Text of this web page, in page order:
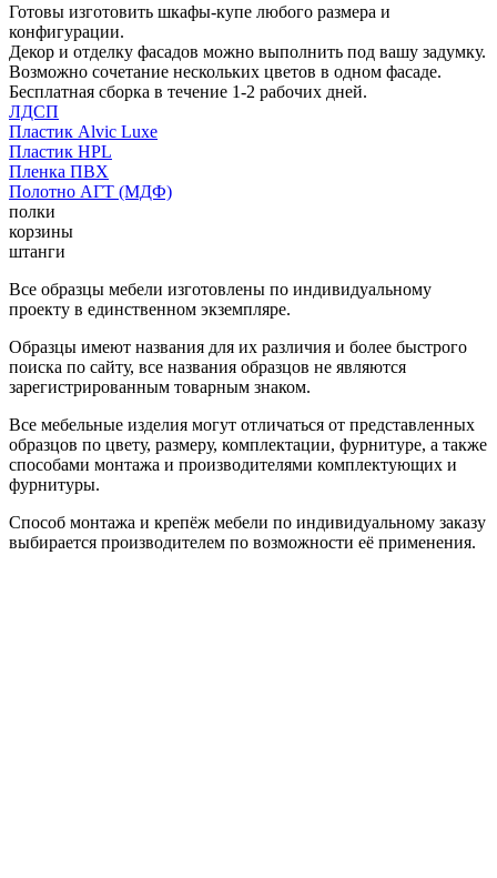
Готовы изготовить шкафы-купе любого размера и
конфигурации.
Декор и отделку фасадов можно выполнить под вашу задумку.
Возможно сочетание нескольких цветов в одном фасаде.
Бесплатная сборка в течение 1-2 рабочих дней.
ЛДСП
Пластик Alvic Luxe
Пластик HPL
Пленка ПВХ
Полотно АГТ (МДФ)
полки
корзины
штанги
Все образцы мебели изготовлены по индивидуальному
проекту в единственном экземпляре.
Образцы имеют названия для их различия и более быстрого
поиска по сайту, все названия образцов не являются
зарегистрированным товарным знаком.
Все мебельные изделия могут отличаться от представленных
образцов по цвету, размеру, комплектации, фурнитуре, а также
способами монтажа и производителями комплектующих и
фурнитуры.
Способ монтажа и крепёж мебели по индивидуальному заказу
выбирается производителем по возможности её применения.